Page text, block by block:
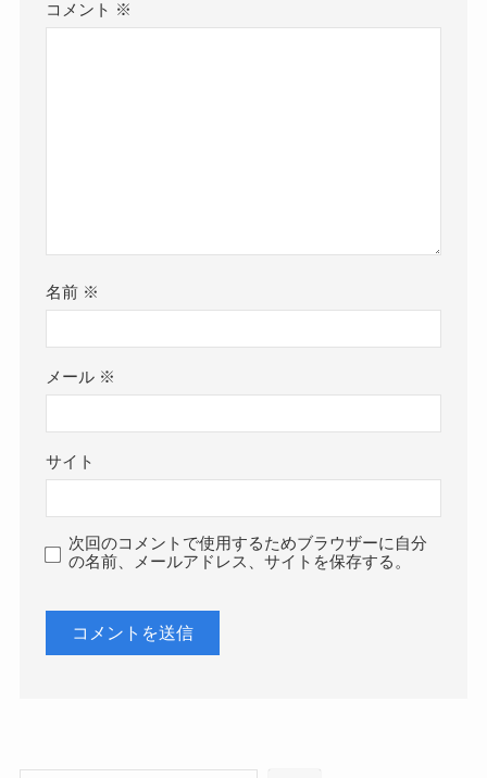
コメント ※
名前 ※
メール ※
サイト
次回のコメントで使用するためブラウザーに自分
の名前、メールアドレス、サイトを保存する。